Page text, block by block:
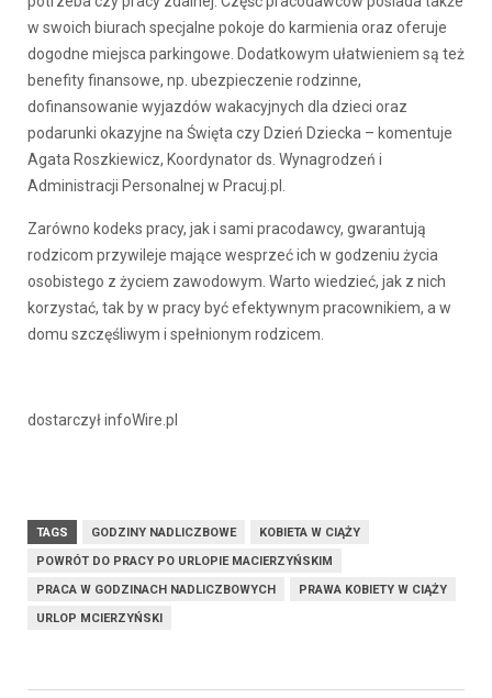
w swoich biurach specjalne pokoje do karmienia oraz oferuje
dogodne miejsca parkingowe. Dodatkowym ułatwieniem są też
benefity finansowe, np. ubezpieczenie rodzinne,
dofinansowanie wyjazdów wakacyjnych dla dzieci oraz
podarunki okazyjne na Święta czy Dzień Dziecka – komentuje
Agata Roszkiewicz, Koordynator ds. Wynagrodzeń i
Administracji Personalnej w Pracuj.pl.
Zarówno kodeks pracy, jak i sami pracodawcy, gwarantują
rodzicom przywileje mające wesprzeć ich w godzeniu życia
osobistego z życiem zawodowym. Warto wiedzieć, jak z nich
korzystać, tak by w pracy być efektywnym pracownikiem, a w
domu szczęśliwym i spełnionym rodzicem.
dostarczył infoWire.pl
TAGS GODZINY NADLICZBOWE
KOBIETA W CIĄŻY
POWRÓT DO PRACY PO URLOPIE MACIERZYŃSKIM
PRACA W GODZINACH NADLICZBOWYCH
PRAWA KOBIETY W CIĄŻY
URLOP MCIERZYŃSKI